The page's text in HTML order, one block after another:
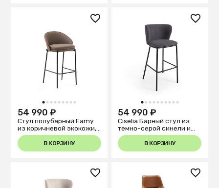
1 2 3 4 5 6 7 8 9
54 990 ₽
Стул полубарный Eamy
из коричневой экокожи,
ясеневого шпона с
отделкой под орех и
черного металла
В КОРЗИНУ
1 2 3 4 5 6 7 8 9 10
54 990 ₽
Ciselia Барный стул из
темно-серой синели и
черной стали 75 см
В КОРЗИНУ